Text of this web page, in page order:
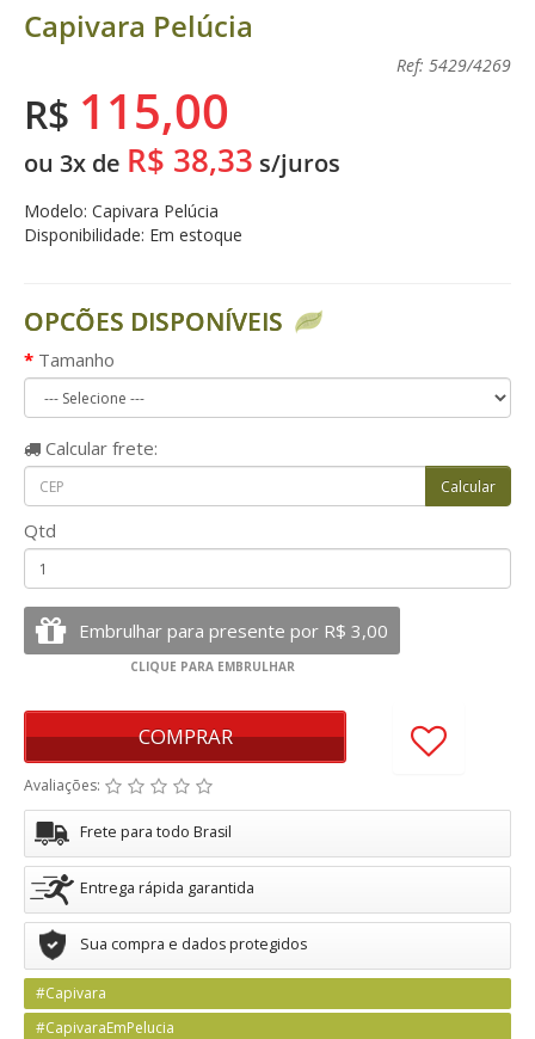
Capivara Pelúcia
Ref: 5429/4269
R$ 115,00
ou 3x de R$ 38,33 s/juros
Modelo: Capivara Pelúcia
Disponibilidade: Em estoque
OPCÕES DISPONÍVEIS
Tamanho
Calcular frete:
Qtd
COMPRAR
Avaliações:
Frete para todo Brasil
Entrega rápida garantida
Sua compra e dados protegidos
#Capivara
#CapivaraEmPelucia